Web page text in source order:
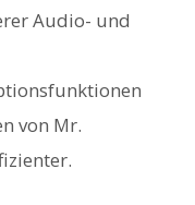
Audio- und
von Mr.